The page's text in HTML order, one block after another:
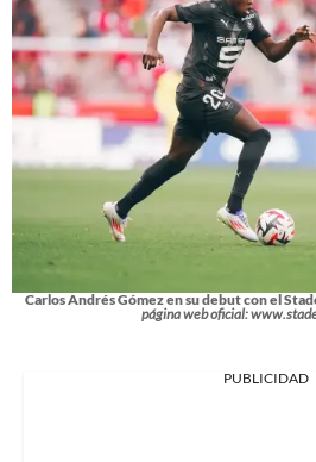
Carlos Andrés Gómez en su debut con el
página web oficial:
PUBLICIDAD